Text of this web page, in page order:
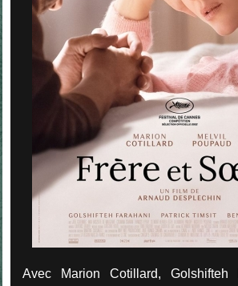
Avec Marion Cotillard, Golshifteh